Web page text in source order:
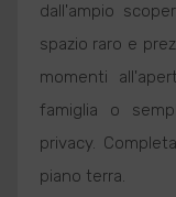
dall'ampio
spazio raro e
momenti
famiglia o
privacy.
piano terra.